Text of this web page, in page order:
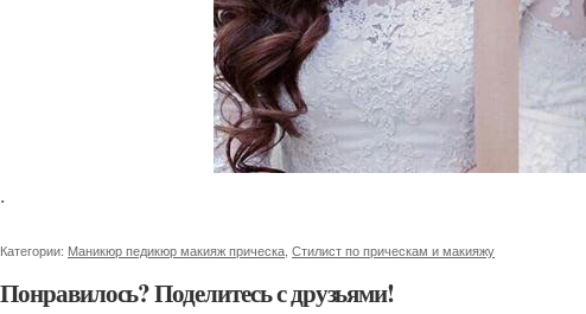
.
Категории: Маникюр педикюр макияж прическа Стилист по прическам и макияжу
Понравилось? Поделитесь с друзьями!